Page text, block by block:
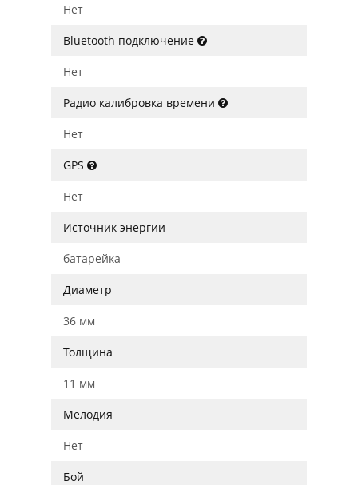
Нет
Bluetooth подключение
Нет
Радио калибровка времени
Нет
GPS
Нет
Источник энергии
батарейка
Диаметр
36 мм
Толщина
11 мм
Мелодия
Нет
Бой